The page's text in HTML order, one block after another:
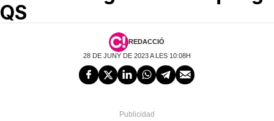
QS
REDACCIÓ
28 DE JUNY DE 2023 A LES 10:08H